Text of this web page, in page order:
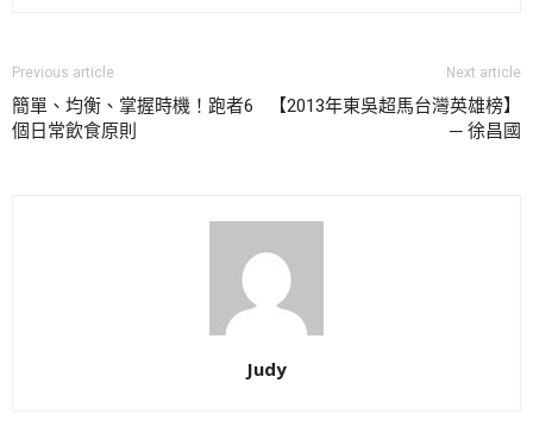
Previous article
簡單、均衡、掌握時機！跑者6
個日常飲食原則
Next article
【2013年東吳超馬台灣英雄榜】
─ 徐昌國
Judy